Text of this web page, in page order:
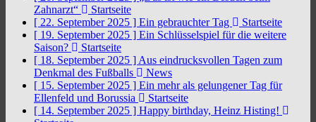
Zahnarzt“
Startseite
[ 22. September 2025 ] Ein gebrauchter Tag
Startseite
[ 19. September 2025 ] Ein Schlüsselspiel für die weitere
Saison?
Startseite
[ 18. September 2025 ] Aus eindrucksvollen Tagen zum
Denkmal des Fußballs
News
[ 15. September 2025 ] Ein mehr als gelungener Tag für
Ellenfeld und Borussia
Startseite
[ 14. September 2025 ] Happy birthday, Heinz Histing!